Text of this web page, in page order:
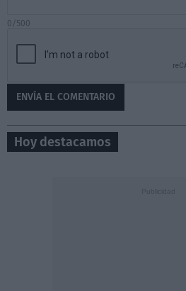
0/500
Hoy destacamos